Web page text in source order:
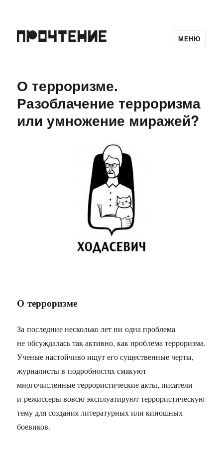
МЕНЮ
О терроризме.
Разоблачение терроризма
или умножение миражей?
О терроризме
За последние несколько лет ни одна проблема
не обсуждалась так активно, как проблема терроризма.
Ученые настойчиво ищут его существенные черты,
журналисты в подробностях смакуют
многочисленные террористические акты, писатели
и режиссеры вовсю эксплуатируют террористическую
тему для создания литературных или киношных
боевиков.